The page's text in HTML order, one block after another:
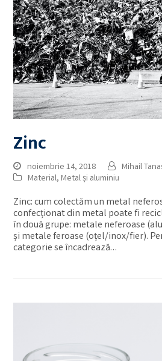
Zinc
noiembrie 14, 2018
Mihail
Material,Metal și aluminiu
Zinc: cum colectăm un metal
confecționat din metal poate fi
în două grupe: metale neferoase
și metale feroase (oțel/inox/fier).
categorie se încadrează…